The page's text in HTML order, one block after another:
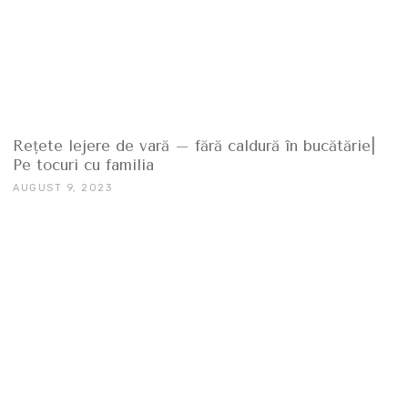
Rețete lejere de vară – fără caldură în bucătărie|
Pe tocuri cu familia
AUGUST 9, 2023